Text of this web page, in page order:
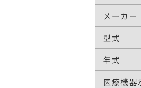
メーカー
型式
年式
医療機器